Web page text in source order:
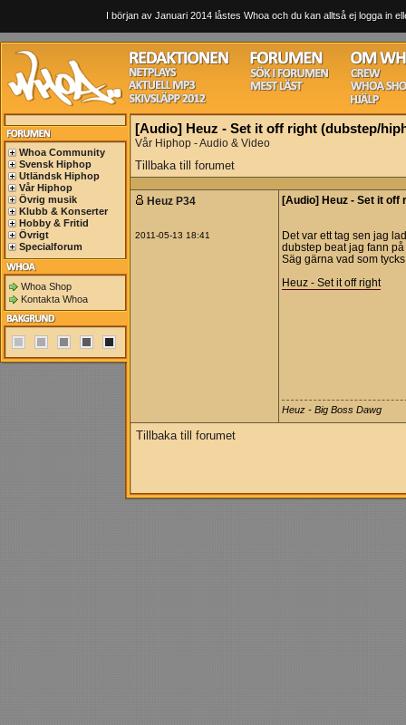
I början av Januari 2014 låstes Whoa och du kan alltså ej logga in
Whoa Community
Svensk Hiphop
Utländsk Hiphop
Vår Hiphop
Övrig musik
Klubb & Konserter
Hobby & Fritid
Övrigt
Specialforum
Whoa Shop
Kontakta Whoa
[Audio] Heuz - Set it off right (dubstep/
Vår Hiphop - Audio & Video
Tillbaka till forumet
Heuz P34
2011-05-13 18:41
[Audio] Heuz - Set it off
Det var ett tag sen jag
dubstep beat jag fann
Säg gärna vad som
Heuz - Set it off right
Heuz - Big Boss Dawg
Tillbaka till forumet